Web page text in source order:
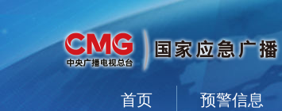
首页 预警信息